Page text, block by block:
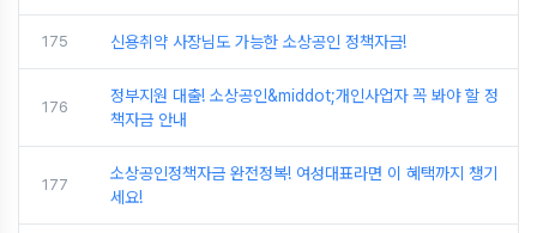
175 신용취약 사장님도 가능한 소상공인 정책자금!
176
정부지원 대출! 소상공인&middot;개인사업자 꼭 봐야 할 정
책자금 안내
177
소상공인정책자금 완전정복! 여성대표라면 이 혜택까지 챙기
세요!